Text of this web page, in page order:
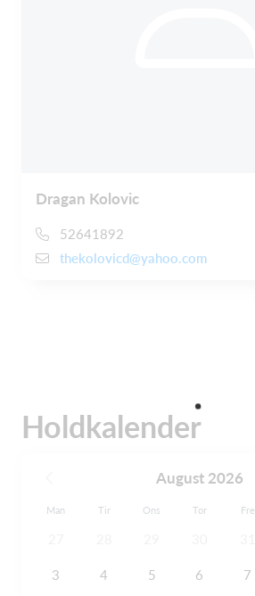
Dragan Kolovic
52641892
thekolovicd@yahoo.com
Holdkalender
August 2026
Man Tir Ons Tor Fre
3 4 5 6 7